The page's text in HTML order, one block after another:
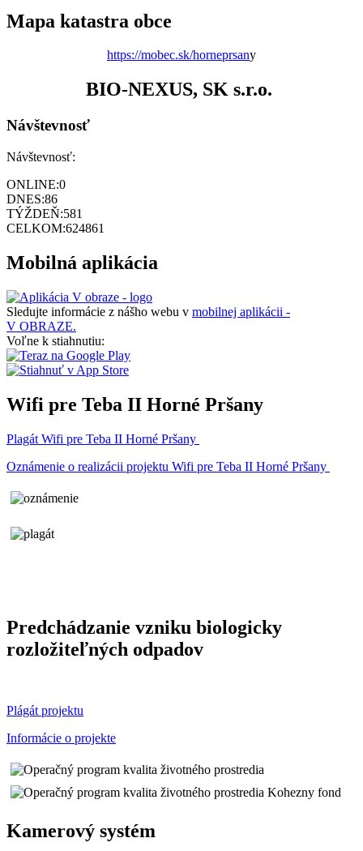
Mapa katastra obce
https://mobec.sk/horneprsany
BIO-NEXUS, SK s.r.o.
Návštevnosť
Návštevnosť:
ONLINE:0
DNES:86
TÝŽDEŇ:581
CELKOM:624861
Mobilná aplikácia
Sledujte informácie z nášho webu v mobilnej aplikácii -
V OBRAZE.
Voľne k stiahnutiu:
Wifi pre Teba II Horné Pršany
Plagát Wifi pre Teba II Horné Pršany
Oznámenie o realizácii projektu Wifi pre Teba II Horné Pršany
Predchádzanie vzniku biologicky
rozložiteľných odpadov
Plágát projektu
Informácie o projekte
Kamerový systém